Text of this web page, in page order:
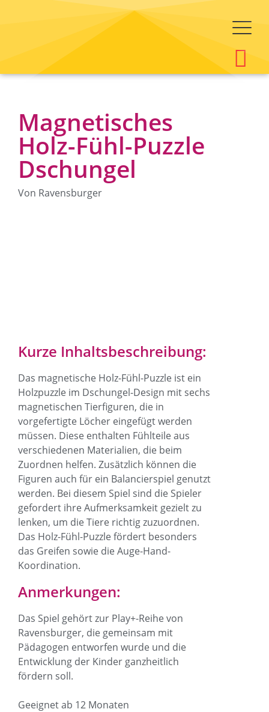
Magnetisches
Holz-Fühl-Puzzle
Dschungel
Von Ravensburger
Kurze Inhaltsbeschreibung:
Das magnetische Holz-Fühl-Puzzle ist ein
Holzpuzzle im Dschungel-Design mit sechs
magnetischen Tierfiguren, die in
vorgefertigte Löcher eingefügt werden
müssen. Diese enthalten Fühlteile aus
verschiedenen Materialien, die beim
Zuordnen helfen. Zusätzlich können die
Figuren auch für ein Balancierspiel genutzt
werden. Bei diesem Spiel sind die Spieler
gefordert ihre Aufmerksamkeit gezielt zu
lenken, um die Tiere richtig zuzuordnen.
Das Holz-Fühl-Puzzle fördert besonders
das Greifen sowie die Auge-Hand-
Koordination.
Anmerkungen:
Das Spiel gehört zur Play+-Reihe von
Ravensburger, die gemeinsam mit
Pädagogen entworfen wurde und die
Entwicklung der Kinder ganzheitlich
fördern soll.
Geeignet ab 12 Monaten